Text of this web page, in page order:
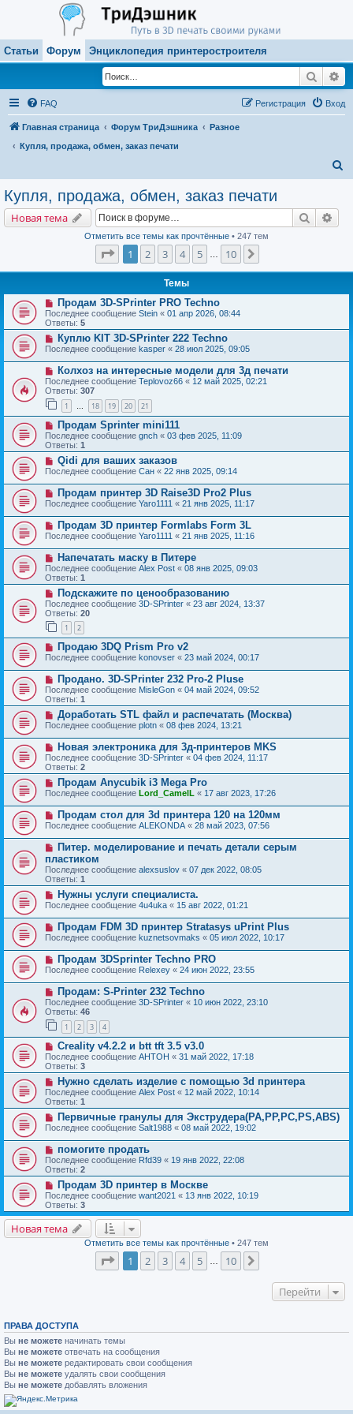
Статьи Форум Энциклопедия принтеростроителя
Поиск
FAQ Вход
Регистрация
Главная страница Форум ТриДэшника
Разное
Купля, продажа, обмен, заказ печати
Купля, продажа, обмен, заказ печати
Новая тема Поиск
Отметить все темы как прочтённые • 247 тем
Страница1 из
1 2 3 4 5 10
Темы
Продам 3D-SPrinter PRO Techno
Последнее сообщение Stein « 01 апр 2026, 08:44
Ответы: 5
Куплю KIT 3D-SPrinter 222 Techno
Последнее сообщение kasper « 28 июл 2025, 09:05
Колхоз на интересные модели для 3д печати
Последнее сообщение Teplovoz66 « 12 май 2025, 02:21
Ответы: 307
1 … 18 19 20 21
Продам Sprinter mini111
Последнее сообщение gnch « 03 фев 2025, 11:09
Ответы: 1
Qidi для ваших заказов
Последнее сообщение Сан « 22 янв 2025, 09:14
Продам принтер 3D Raise3D Pro2 Plus
Последнее сообщение Yaro1111 « 21 янв 2025, 11:17
Продам 3D принтер Formlabs Form 3L
Последнее сообщение Yaro1111 « 21 янв 2025, 11:16
Напечатать маску в Питере
Последнее сообщение Alex Post « 08 янв 2025, 09:03
Ответы: 1
Подскажите по ценообразованию
Последнее сообщение 3D-SPrinter « 23 авг 2024, 13:37
Ответы: 20
1 2
Продаю 3DQ Prism Pro v2
Последнее сообщение konovser « 23 май 2024, 00:17
Продано. 3D-SPrinter 232 Pro-2 Pluse
Последнее сообщение MisleGon « 04 май 2024, 09:52
Ответы: 1
Доработать STL файл и распечатать (Москва)
Последнее сообщение plotn « 08 фев 2024, 13:21
Новая электроника для 3д-принтеров MKS
Последнее сообщение 3D-SPrinter « 04 фев 2024, 11:17
Ответы: 2
Продам Anycubik i3 Mega Pro
Последнее сообщение Lord_CamelL « 17 авг 2023, 17:26
Продам стол для 3d принтера 120 на 120мм
Последнее сообщение ALEKONDA « 28 май 2023, 07:56
Питер. моделирование и печать детали серым
пластиком
Последнее сообщение alexsuslov « 07 дек 2022, 08:05
Ответы: 1
Нужны услуги специалиста.
Последнее сообщение 4u4uka « 15 авг 2022, 01:21
Продам FDM 3D принтер Stratasys uPrint Plus
Последнее сообщение kuznetsovmaks « 05 июл 2022, 10:17
Продам 3DSprinter Techno PRO
Последнее сообщение Relexey « 24 июн 2022, 23:55
Продам: S-Printer 232 Techno
Последнее сообщение 3D-SPrinter « 10 июн 2022, 23:10
Ответы: 46
1 2 3 4
Creality v4.2.2 и btt tft 3.5 v3.0
Последнее сообщение AHTOH « 31 май 2022, 17:18
Ответы: 3
Нужно сделать изделие с помощью 3d принтера
Последнее сообщение Alex Post « 12 май 2022, 10:14
Ответы: 1
Первичные гранулы для Экструдера(PA,PP,PC,PS,ABS)
Последнее сообщение Salt1988 « 08 май 2022, 19:02
помогите продать
Последнее сообщение Rfd39 « 19 янв 2022, 22:08
Ответы: 2
Продам 3D принтер в Москве
Последнее сообщение want2021 « 13 янв 2022, 10:19
Ответы: 3
Новая тема
Отметить все темы как прочтённые • 247 тем
Страница1 из
1 2 3 4 5 10
Перейти
ПРАВА ДОСТУПА
Вы не можете начинать темы
Вы не можете отвечать на сообщения
Вы не можете редактировать свои сообщения
Вы не можете удалять свои сообщения
Вы не можете добавлять вложения